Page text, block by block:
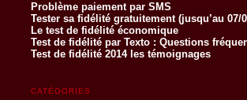
Problème paiement par SMS
Tester sa fidélité gratuitement (jusqu’au 07/
Le test de fidélité économique
Test de fidélité par Texto : Questions
Test de fidélité 2014 les témoignages
CATÉGORIES